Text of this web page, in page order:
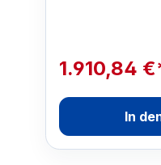
1.910,84
In